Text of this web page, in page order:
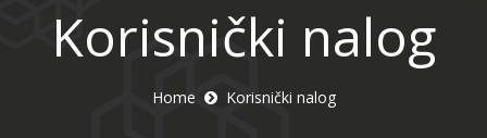
Korisnički nalog
Home Korisnički nalog